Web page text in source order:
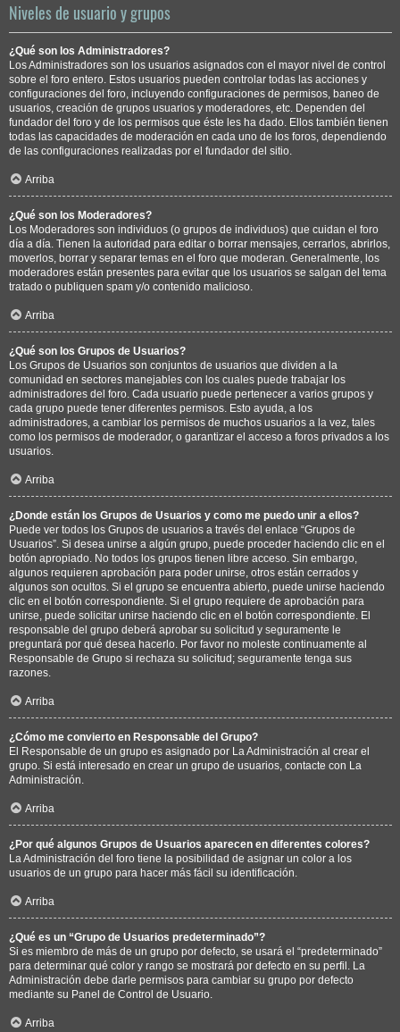
Niveles de usuario y grupos
¿Qué son los Administradores?
Los Administradores son los usuarios asignados con el mayor nivel de control
sobre el foro entero. Estos usuarios pueden controlar todas las acciones y
configuraciones del foro, incluyendo configuraciones de permisos, baneo de
usuarios, creación de grupos usuarios y moderadores, etc. Dependen del
fundador del foro y de los permisos que éste les ha dado. Ellos también tienen
todas las capacidades de moderación en cada uno de los foros, dependiendo
de las configuraciones realizadas por el fundador del sitio.
Arriba
¿Qué son los Moderadores?
Los Moderadores son individuos (o grupos de individuos) que cuidan el foro
día a día. Tienen la autoridad para editar o borrar mensajes, cerrarlos, abrirlos,
moverlos, borrar y separar temas en el foro que moderan. Generalmente, los
moderadores están presentes para evitar que los usuarios se salgan del tema
tratado o publiquen spam y/o contenido malicioso.
Arriba
¿Qué son los Grupos de Usuarios?
Los Grupos de Usuarios son conjuntos de usuarios que dividen a la
comunidad en sectores manejables con los cuales puede trabajar los
administradores del foro. Cada usuario puede pertenecer a varios grupos y
cada grupo puede tener diferentes permisos. Esto ayuda, a los
administradores, a cambiar los permisos de muchos usuarios a la vez, tales
como los permisos de moderador, o garantizar el acceso a foros privados a los
usuarios.
Arriba
¿Donde están los Grupos de Usuarios y como me puedo unir a ellos?
Puede ver todos los Grupos de usuarios a través del enlace “Grupos de
Usuarios”. Si desea unirse a algún grupo, puede proceder haciendo clic en el
botón apropiado. No todos los grupos tienen libre acceso. Sin embargo,
algunos requieren aprobación para poder unirse, otros están cerrados y
algunos son ocultos. Si el grupo se encuentra abierto, puede unirse haciendo
clic en el botón correspondiente. Si el grupo requiere de aprobación para
unirse, puede solicitar unirse haciendo clic en el botón correspondiente. El
responsable del grupo deberá aprobar su solicitud y seguramente le
preguntará por qué desea hacerlo. Por favor no moleste continuamente al
Responsable de Grupo si rechaza su solicitud; seguramente tenga sus
razones.
Arriba
¿Cómo me convierto en Responsable del Grupo?
El Responsable de un grupo es asignado por La Administración al crear el
grupo. Si está interesado en crear un grupo de usuarios, contacte con La
Administración.
Arriba
¿Por qué algunos Grupos de Usuarios aparecen en diferentes colores?
La Administración del foro tiene la posibilidad de asignar un color a los
usuarios de un grupo para hacer más fácil su identificación.
Arriba
¿Qué es un “Grupo de Usuarios predeterminado”?
Si es miembro de más de un grupo por defecto, se usará el “predeterminado”
para determinar qué color y rango se mostrará por defecto en su perfil. La
Administración debe darle permisos para cambiar su grupo por defecto
mediante su Panel de Control de Usuario.
Arriba